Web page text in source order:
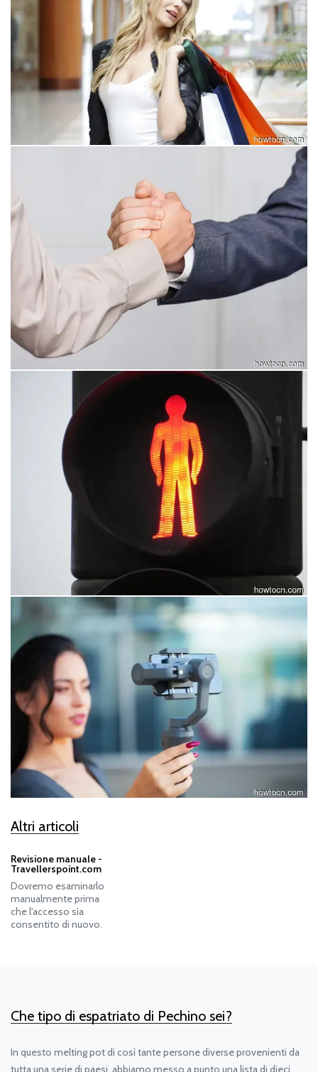
Altri articoli
Revisione manuale -
Travellerspoint.com
Dovremo esaminarlo
manualmente prima
che l'accesso sia
consentito di nuovo.
Che tipo di espatriato di Pechino sei?
In questo melting pot di così tante persone diverse provenienti da
tutta una serie di paesi, abbiamo messo a punto una lista di dieci